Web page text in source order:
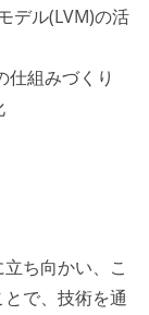
デル(LVM)の活
仕組みづくり
ち向かい、こ
で、技術を通